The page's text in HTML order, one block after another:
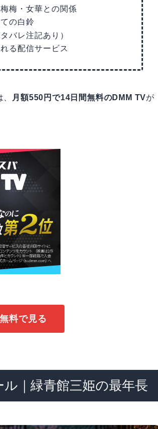
梅・女華との関係
の白鈴
バレ注記あり）
る配信サービス
月額550円で14日間無料のDMM TVが
料で見る
｜緑青館三姫の最年長